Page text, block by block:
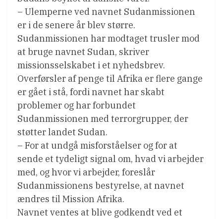
– Ulemperne ved navnet Sudanmissionen
er i de senere år blev større.
Sudanmissionen har modtaget trusler mod
at bruge navnet Sudan, skriver
missionsselskabet i et nyhedsbrev.
Overførsler af penge til Afrika er flere gange
er gået i stå, fordi navnet har skabt
problemer og har forbundet
Sudanmissionen med terrorgrupper, der
støtter landet Sudan.
– For at undgå misforståelser og for at
sende et tydeligt signal om, hvad vi arbejder
med, og hvor vi arbejder, foreslår
Sudanmissionens bestyrelse, at navnet
ændres til Mission Afrika.
Navnet ventes at blive godkendt ved et